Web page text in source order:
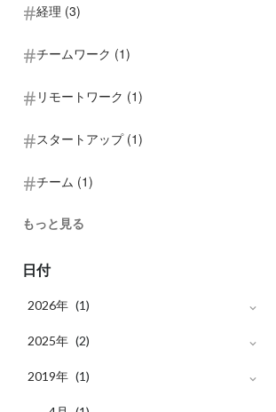
経理 (3)
チームワーク (1)
リモートワーク (1)
スタートアップ (1)
チーム (1)
もっと見る
日付
2026年 (1)
3月 (1)
2025年 (2)
10月 (1)
2019年 (1)